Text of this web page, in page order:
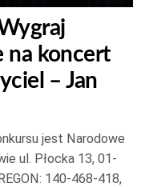
na koncert
– Jan
jest Narodowe
ul. Płocka 13, 01-
140-468-418,